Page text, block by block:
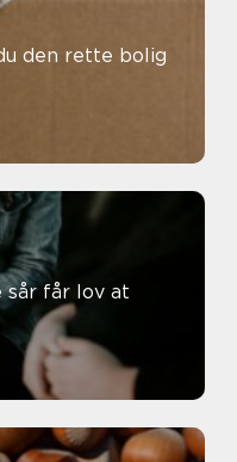
den rette bolig